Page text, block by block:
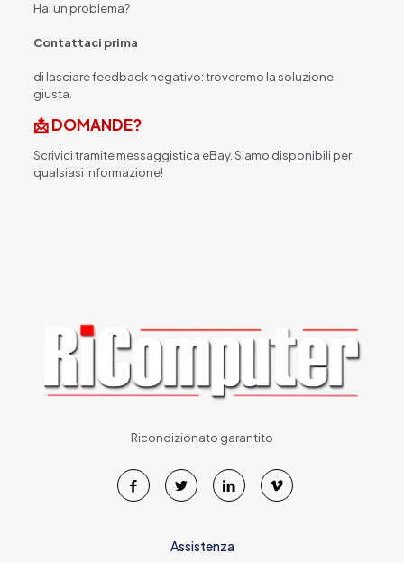
Hai un problema?
Contattaci prima
di lasciare feedback negativo: troveremo la soluzione
giusta.
📩 DOMANDE?
Scrivici tramite messaggistica eBay. Siamo disponibili per
qualsiasi informazione!
Ricondizionato garantito
Assistenza